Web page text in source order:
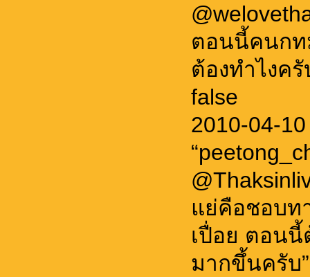
ตอนนี้คนกท
ต้องทำไงค
false
2010-04-
แย่คือชอบท
เปื่อย ตอน
มากขึ้นครับ